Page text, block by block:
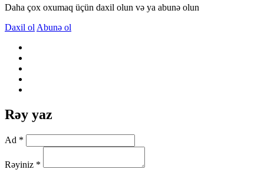
Daha çox oxumaq üçün daxil olun və ya abunə olun
Daxil ol Abunə ol
Rəy yaz
Ad *
Rəyiniz *